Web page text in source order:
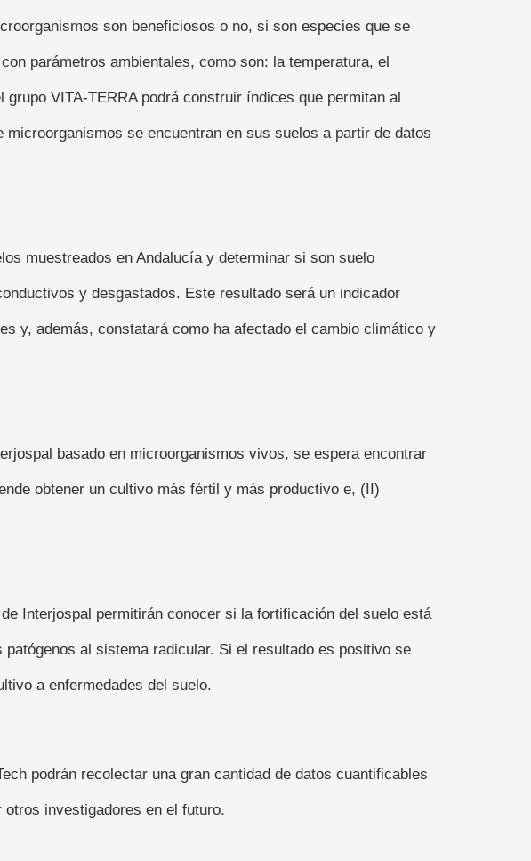
son beneficiosos o no, si son especies que se
parámetros ambientales, como son: la temperatura, el
VITA-TERRA podrá construir índices que permitan al
se encuentran en sus suelos a partir de datos
muestreados en Andalucía y determinar si son suelo
y desgastados. Este resultado será un indicador
y, además, constatará como ha afectado el cambio climático y
basado en microorganismos vivos, se espera encontrar
obtener un cultivo más fértil y más productivo e, (II)
Interjospal permitirán conocer si la fortificación del suelo está
al sistema radicular. Si el resultado es positivo se
a enfermedades del suelo.
podrán recolectar una gran cantidad de datos cuantificables
investigadores en el futuro.